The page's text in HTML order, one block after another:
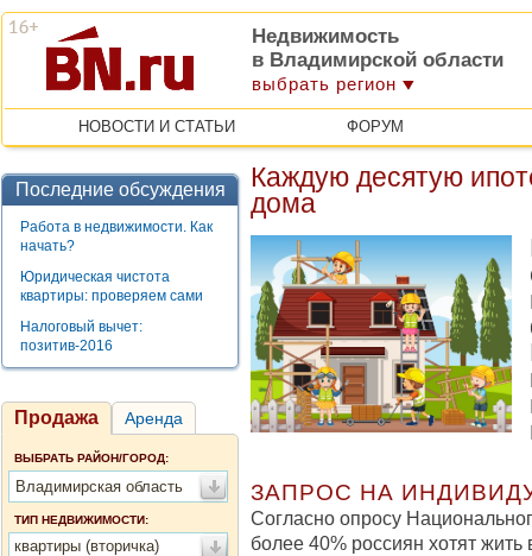
Недвижимость
в Владимирской области
выбрать регион
НОВОСТИ И СТАТЬИ ФОРУМ
Последние обсуждения
Работа в недвижимости. Как
начать?
Юридическая чистота
квартиры: проверяем сами
Налоговый вычет:
позитив-2016
Продажа Аренда
ВЫБРАТЬ РАЙОН/ГОРОД:
Владимирская область
ТИП НЕДВИЖИМОСТИ:
квартиры (вторичка)
Каждую десятую
дома
ЗАПРОС НА
Согласно опросу
более 40% россиян хотят